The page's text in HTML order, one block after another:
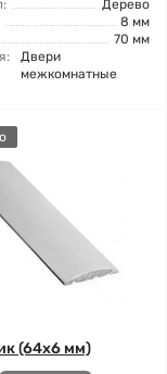
Дерево
8 мм
70 мм
Двери
межкомнатные
(64x6 мм)